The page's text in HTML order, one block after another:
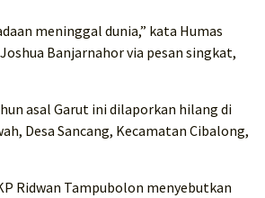
meninggal dunia,” kata Humas
Banjarnahor via pesan singkat,
asal Garut ini dilaporkan hilang di
Desa Sancang, Kecamatan Cibalong,
Ridwan Tampubolon menyebutkan